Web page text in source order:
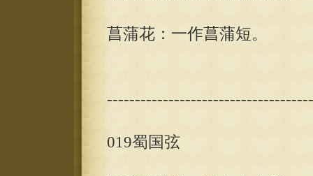
菖蒲花：一作菖蒲短。
019蜀国弦